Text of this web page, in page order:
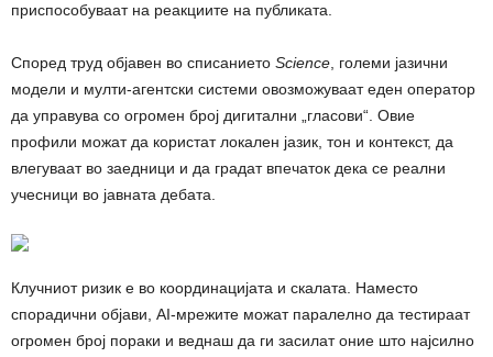
приспособуваат на реакциите на публиката.
Според труд објавен во списанието Science , големи јазични
модели и мулти-агентски системи овозможуваат еден оператор
да управува со огромен број дигитални „гласови“. Овие
профили можат да користат локален јазик, тон и контекст, да
влегуваат во заедници и да градат впечаток дека се реални
учесници во јавната дебата.
Клучниот ризик е во координацијата и скалата. Наместо
спорадични објави, AI-мрежите можат паралелно да тестираат
огромен број пораки и веднаш да ги засилат оние што најсилно